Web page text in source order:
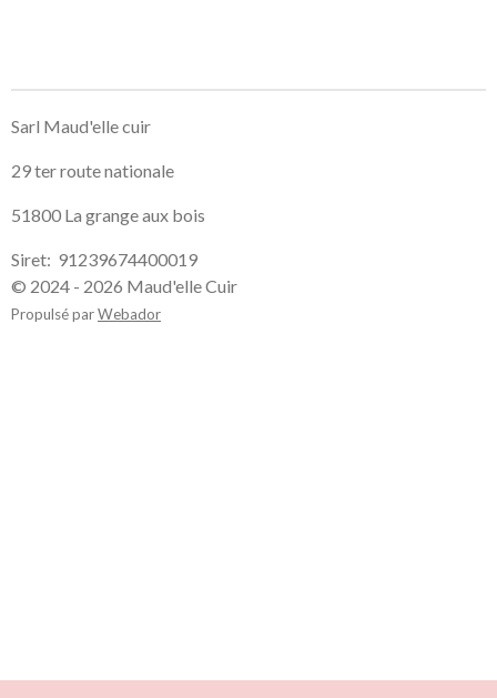
Sarl Maud'elle cuir
29 ter route nationale
51800 La grange aux bois
Siret: 91239674400019
© 2024 - 2026 Maud'elle Cuir
Propulsé parWebador